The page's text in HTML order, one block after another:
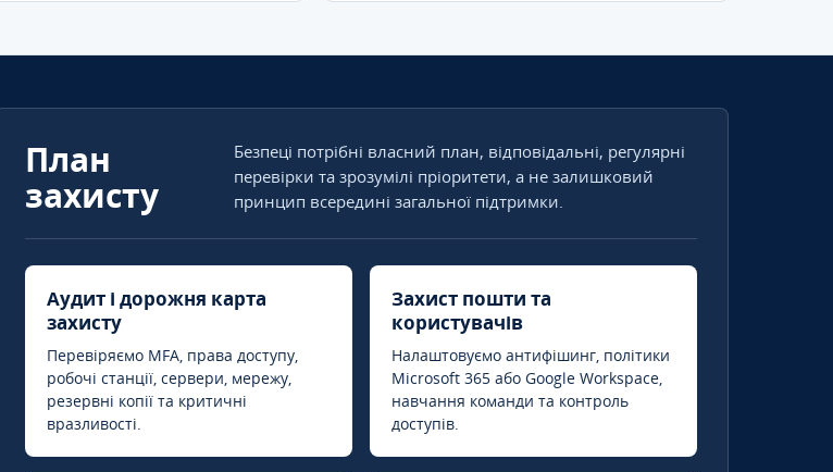
План
захисту
Безпеці потрібні власний план, відповідальні, регулярні
перевірки та зрозумілі пріоритети, а не залишковий
принцип всередині загальної підтримки.
Аудит і дорожня карта
захисту
Перевіряємо MFA, права доступу,
робочі станції, сервери, мережу,
резервні копії та критичні
вразливості.
Захист пошти та
користувачів
Налаштовуємо антифішинг, політики
Microsoft 365 або Google Workspace,
навчання команди та контроль
доступів.